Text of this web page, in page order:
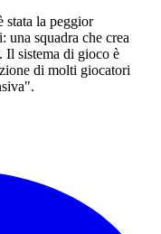
stata la peggior
una squadra che crea
Il sistema di gioco è
di molti giocatori